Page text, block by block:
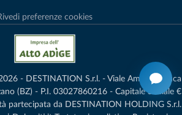
preferenze cookies
- DESTINATION S.r.l. - Viale Amedeo Duca
(BZ) - P.I. 03027860216 - Capitale Sociale €
partecipata da DESTINATION HOLDING S.r.l.